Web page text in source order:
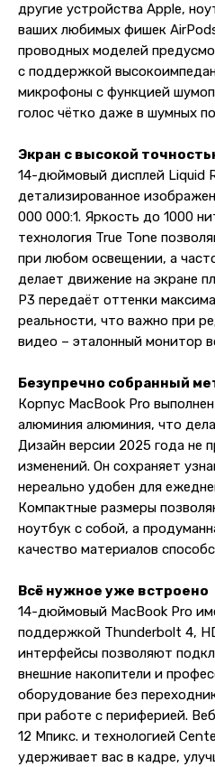
другие устройства Apple,
ваших любимых фишек
проводных моделей
с поддержкой
микрофоны с функцией
голос чётко даже в шумных
Экран с высокой
14-дюймовый дисплей Liquid
детализированное
000 000:1. Яркость до 1000
технология True Tone
при любом освещении, а
делает движение на экране
P3 передаёт оттенки
реальности, что важно при
видео – эталонный монитор
Безупречно собранный
Корпус MacBook Pro
алюминия алюминия, что
Дизайн версии 2025 года не
изменений. Он сохраняет
нереально удобен для
Компактные размеры
ноутбук с собой, а
качество материалов
Всё нужное уже встроено
14-дюймовый MacBook Pro
поддержкой Thunderbolt 4,
интерфейсы позволяют
внешние накопители и
оборудование без
при работе с периферией.
12 Мпикс. и технологией
удерживает вас в кадре,